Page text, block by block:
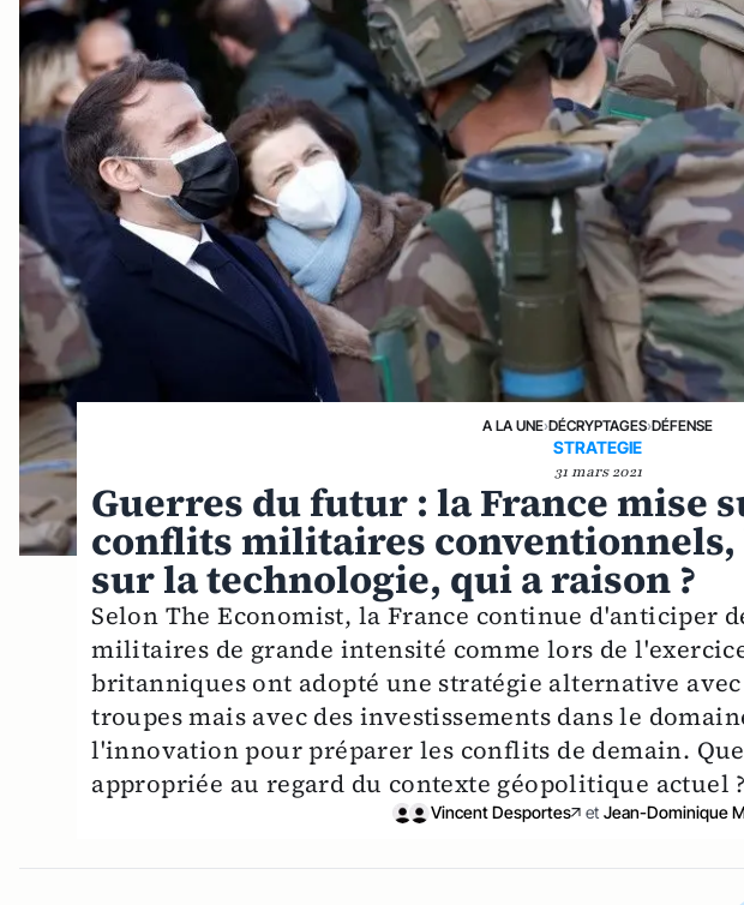
A LA UNE›DÉCRYPTAGES›DÉFENSE
STRATEGIE
31 mars 2021
Guerres du futur : la France mise
conflits militaires conventionnels,
sur la technologie, qui a raison ?
Selon The Economist, la France continue d'anticiper
militaires de grande intensité comme lors de
britanniques ont adopté une stratégie alternative
troupes mais avec des investissements dans le
l'innovation pour préparer les conflits de demain.
appropriée au regard du contexte géopolitique actuel ?
Vincent Desportes et Jean-Dominique